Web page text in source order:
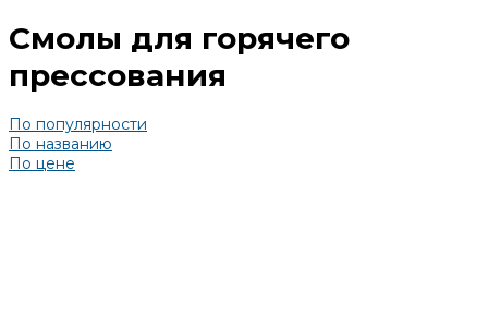
Смолы для горячего
прессования
По популярности
По названию
По цене